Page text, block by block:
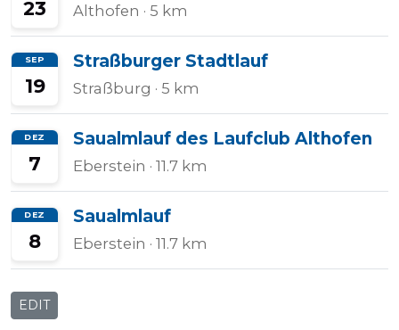
23 Althofen · 5 km
SEP
19
Straßburger Stadtlauf
Straßburg · 5 km
DEZ
7
Saualmlauf des Laufclub Althofen
Eberstein · 11.7 km
DEZ
8
Saualmlauf
Eberstein · 11.7 km
EDIT